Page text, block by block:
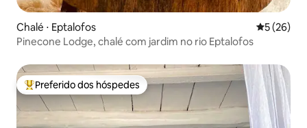
Chalé ⋅ Eptalofos 5 de uma
5 (26)
Pinecone Lodge, chalé com jardim no rio Eptalofos
Entre os melhores preferidos dos hóspedes
Preferido dos hóspedes